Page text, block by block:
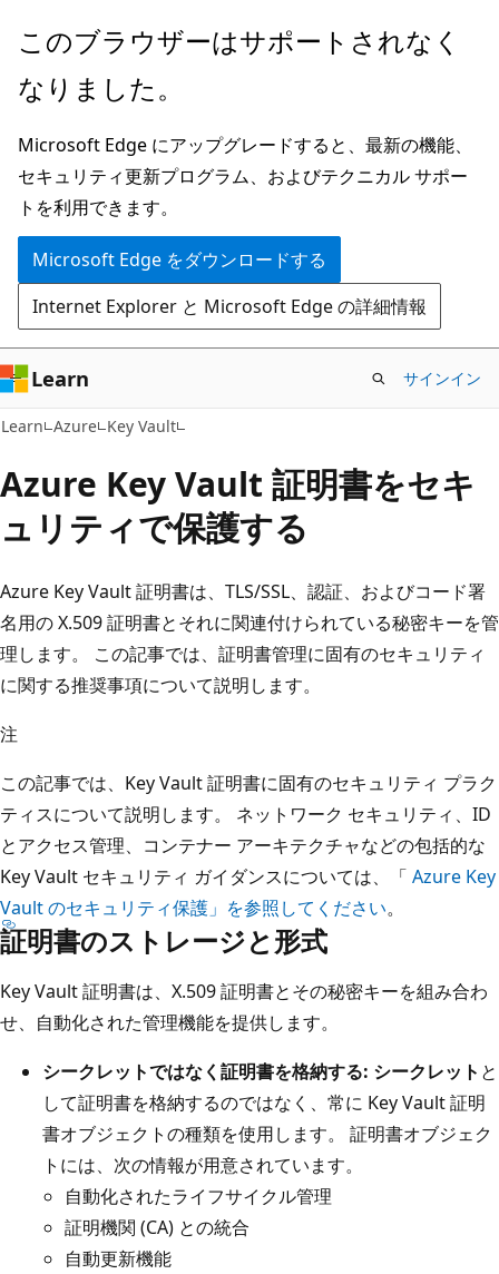
メ
ン
ン
テ
ン
ツ
に
ス
キ
ッ
プ
このブラウザーはサポートされなく
なりました。
Microsoft Edge にアップグレードすると、最新の機能、
セキュリティ更新プログラム、およびテクニカル サポー
トを利用できます。
Microsoft Edge をダウンロードする
Internet Explorer と Microsoft Edge の詳細情報
Learn サインイン
Learn Azure Key Vault
Azure Key Vault 証明書をセキ
ュリティで保護する
Azure Key Vault 証明書は、TLS/SSL、認証、およびコード署
名用の X.509 証明書とそれに関連付けられている秘密キーを管
理します。 この記事では、証明書管理に固有のセキュリティ
に関する推奨事項について説明します。
注
この記事では、Key Vault 証明書に固有のセキュリティ プラク
ティスについて説明します。 ネットワーク セキュリティ、ID
とアクセス管理、コンテナー アーキテクチャなどの包括的な
Key Vault セキュリティ ガイダンスについては、「 Azure Key
Vault のセキュリティ保護」を参照してください。
証明書のストレージと形式
Key Vault 証明書は、X.509 証明書とその秘密キーを組み合わ
せ、自動化された管理機能を提供します。
シークレットではなく証明書を格納する: シークレット と
して証明書を格納するのではなく、常に Key Vault 証明
書オブジェクトの種類を使用します。 証明書オブジェク
トには、次の情報が用意されています。
自動化されたライフサイクル管理
証明機関 (CA) との統合
自動更新機能